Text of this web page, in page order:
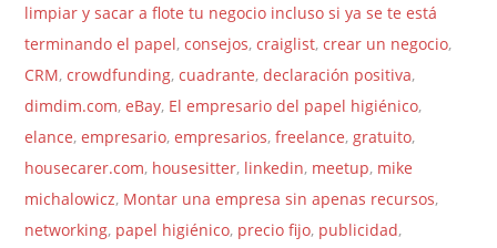
limpiar y sacar a flote tu negocio incluso si ya se te está
terminando el papel,consejos,craiglist,crear un negocio,
CRM,crowdfunding,cuadrante,declaración positiva,
dimdim.com,eBay, El empresario del papel higiénico,
elance,empresario,empresarios,freelance, gratuito,
housecarer.com, housesitter, linkedin, meetup, mike
michalowicz, Montar una empresa sin apenas recursos,
networking, papel higiénico, precio fijo, publicidad,